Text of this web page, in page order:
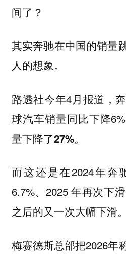
间了？
其实奔驰在中国的销量
人的想象。
路透社今年4月报道，
球汽车销量同比下降
量下降了27%。
而这还是在2024年奔
6.7%、2025 年再次下
之后的又一次大幅下滑。
梅赛德斯总部把2026年